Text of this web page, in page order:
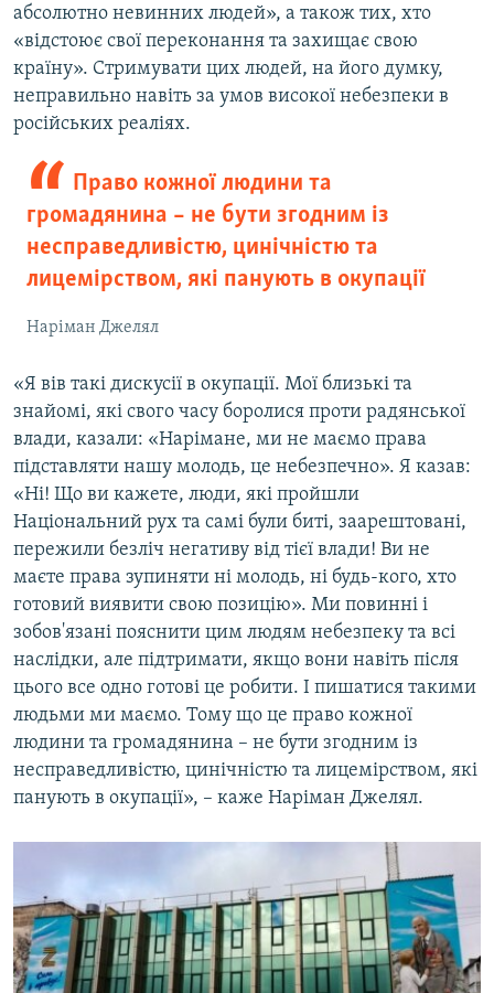
абсолютно невинних людей», а також тих, хто
«відстоює свої переконання та захищає свою
країну». Стримувати цих людей, на його думку,
неправильно навіть за умов високої небезпеки в
російських реаліях.
Право кожної людини та
громадянина – не бути згодним із
несправедливістю, цинічністю та
лицемірством, які панують в окупації
Наріман Джелял
«Я вів такі дискусії в окупації. Мої близькі та
знайомі, які свого часу боролися проти радянської
влади, казали: «Нарімане, ми не маємо права
підставляти нашу молодь, це небезпечно». Я казав:
«Ні! Що ви кажете, люди, які пройшли
Національний рух та самі були биті, заарештовані,
пережили безліч негативу від тієї влади! Ви не
маєте права зупиняти ні молодь, ні будь-кого, хто
готовий виявити свою позицію». Ми повинні і
зобов'язані пояснити цим людям небезпеку та всі
наслідки, але підтримати, якщо вони навіть після
цього все одно готові це робити. І пишатися такими
людьми ми маємо. Тому що це право кожної
людини та громадянина – не бути згодним із
несправедливістю, цинічністю та лицемірством, які
панують в окупації», – каже Наріман Джелял.